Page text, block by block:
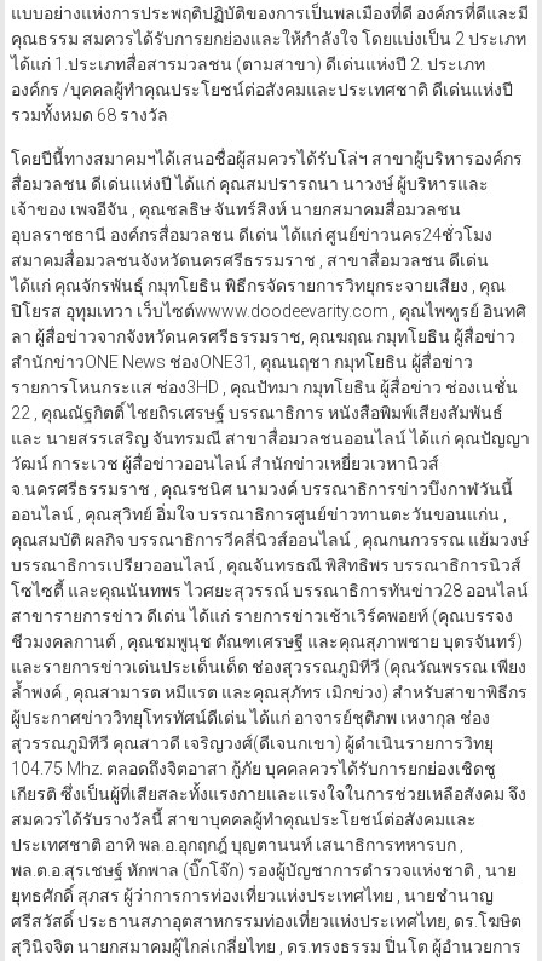
แบบอย่างแห่งการประพฤติปฏิบัติของการเป็นพลเมืองที่ดี องค์กรที่ดีและมี
คุณธรรม สมควรได้รับการยกย่องและให้กำลังใจ โดยแบ่งเป็น 2 ประเภท
ได้แก่ 1.ประเภทสื่อสารมวลชน (ตามสาขา) ดีเด่นแห่งปี 2. ประเภท
องค์กร /บุคคลผู้ทำคุณประโยชน์ต่อสังคมและประเทศชาติ ดีเด่นแห่งปี
รวมทั้งหมด 68 รางวัล
โดยปีนี้ทางสมาคมฯได้เสนอชื่อผู้สมควรได้รับโล่ฯ สาขาผู้บริหารองค์กร
สื่อมวลชน ดีเด่นแห่งปี ได้แก่ คุณสมปรารถนา นาวงษ์ ผู้บริหารและ
เจ้าของ เพจอีจัน , คุณชลธิษ จันทร์สิงห์ นายกสมาคมสื่อมวลชน
อุบลราชธานี องค์กรสื่อมวลชน ดีเด่น ได้แก่ ศูนย์ข่าวนคร24ชั่วโมง
สมาคมสื่อมวลชนจังหวัดนครศรีธรรมราช , สาขาสื่อมวลชน ดีเด่น
ได้แก่ คุณจักรพันธุ์ กมุทโยธิน พิธีกรจัดรายการวิทยุกระจายเสียง , คุณ
ปิโยรส อุทุมเทวา เว็บไซต์wwww.doodeevarity.com , คุณไพฑูรย์ อินทศิ
ลา ผู้สื่อข่าวจากจังหวัดนครศรีธรรมราช, คุณฆฤณ กมุทโยธิน ผู้สื่อข่าว
สำนักข่าวONE News ช่องONE31, คุณนฤชา กมุทโยธิน ผู้สื่อข่าว
รายการโหนกระแส ช่อง3HD , คุณปัทมา กมุทโยธิน ผู้สื่อข่าว ช่องเนชั่น
22 , คุณณัฐกิตติ์ ไชยถิรเศรษฐ์ บรรณาธิการ หนังสือพิมพ์เสียงสัมพันธ์
และ นายสรรเสริญ จันทรมณี สาขาสื่อมวลชนออนไลน์ ได้แก่ คุณปัญญา
วัฒน์ การะเวช ผู้สื่อข่าวออนไลน์ สำนักข่าวเหยี่ยวเวหานิวส์
จ.นครศรีธรรมราช , คุณรชนิศ นามวงค์ บรรณาธิการข่าวบึงกาฬวันนี้
ออนไลน์ , คุณสุวิทย์ อิ่มใจ บรรณาธิการศูนย์ข่าวทานตะวันขอนแก่น ,
คุณสมบัติ ผลกิจ บรรณาธิการวีคลี่นิวส์ออนไลน์ , คุณกนกวรรณ แย้มวงษ์
บรรณาธิการเปรียวออนไลน์ , คุณจันทรธณี พิสิทธิพร บรรณาธิการนิวส์
โซไซตี้ และคุณนันทพร ไวศยะสุวรรณ์ บรรณาธิการทันข่าว28 ออนไลน์
สาขารายการข่าว ดีเด่น ได้แก่ รายการข่าวเช้าเวิร์คพอยท์ (คุณบรรจง
ชีวมงคลกานต์ , คุณชมพูนุช ตัณฑเศรษฐี และคุณสุภาพชาย บุตรจันทร์)
และรายการข่าวเด่นประเด็นเด็ด ช่องสุวรรณภูมิทีวี (คุณวัณพรรณ เพียง
ลํ้าพงค์ , คุณสามารต หมีแรต และคุณสุภัทร เมิกข่วง) สำหรับสาขาพิธีกร
ผู้ประกาศข่าววิทยุโทรทัศน์ดีเด่น ได้แก่ อาจารย์ชุติภพ เหงากุล ช่อง
สุวรรณภูมิทีวี คุณสาวดี เจริญวงศ์(ดีเจนกเขา) ผู้ดำเนินรายการวิทยุ
104.75 Mhz. ตลอดถึงจิตอาสา กู้ภัย บุคคลควรได้รับการยกย่องเชิดชู
เกียรติ ซึ่งเป็นผู้ที่เสียสละทั้งแรงกายและแรงใจในการช่วยเหลือสังคม จึง
สมควรได้รับรางวัลนี้ สาขาบุคคลผู้ทำคุณประโยชน์ต่อสังคมและ
ประเทศชาติ อาทิ พล.อ.อุกฤกฎ์ บุญตานนท์ เสนาธิการทหารบก ,
พล.ต.อ.สุรเชษฐ์ หักพาล (บิ๊กโจ๊ก) รองผู้บัญชาการตำรวจแห่งชาติ , นาย
ยุทธศักดิ์ สุภสร ผู้ว่าการการท่องเที่ยวแห่งประเทศไทย , นายชำนาญ
ศรีสวัสดิ์ ประธานสภาอุตสาหกรรมท่องเที่ยวแห่งประเทศไทย, ดร.โฆษิต
สุวินิจจิต นายกสมาคมผู้ไกล่เกลี่ยไทย , ดร.ทรงธรรม ปิ่นโต ผู้อำนวยการ